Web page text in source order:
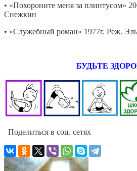
• «Похороните меня за плинтусом»
Снежкин
• «Служебный роман» 1977г. Реж.
БУДЬТЕ
Поделиться в соц. сетях